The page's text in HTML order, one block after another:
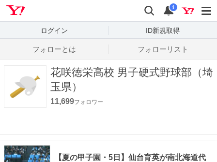
検索
通知
i
ログイン ID新規取得
フォローとは フォローリスト
花咲徳栄高校 男子硬式野球部（埼
玉県）
11,699フォロワー
【夏の甲子園・5日】仙台育英が南北海道代